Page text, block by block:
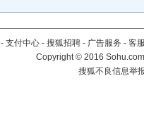
- 支付中心 - 搜狐招聘 - 广告服务 - 客
Copyright©2016
搜狐不良信息举